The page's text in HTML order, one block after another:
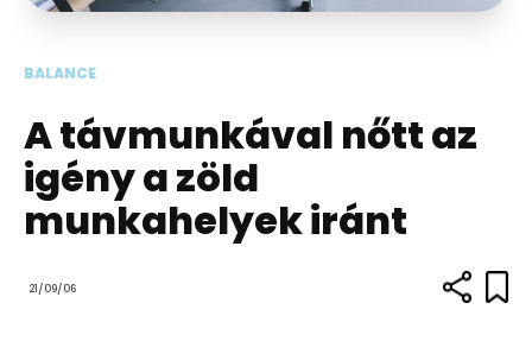
BALANCE
A távmunkával nőtt az
igény a zöld
munkahelyek iránt
21/09/06